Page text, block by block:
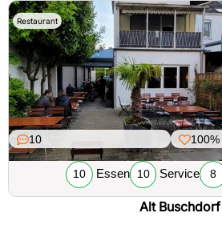
Restaurant
10 100%
10 Essen 10 Service 8
Alt Buschdorf